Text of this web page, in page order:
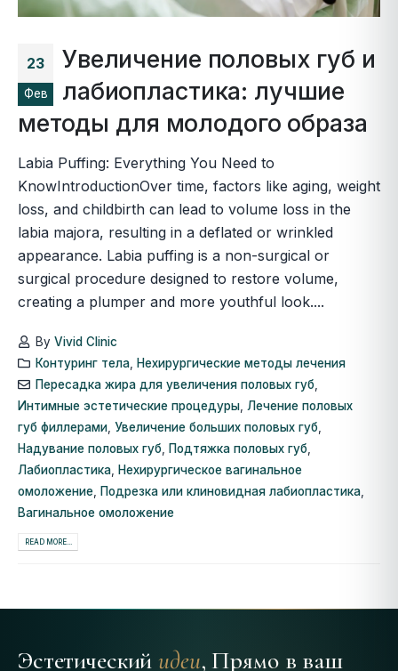
23
Фев
Увеличение половых губ и
лабиопластика: лучшие
методы для молодого образа
Labia Puffing: Everything You Need to
KnowIntroductionOver time, factors like aging, weight
loss, and childbirth can lead to volume loss in the
labia majora, resulting in a deflated or wrinkled
appearance. Labia puffing is a non-surgical or
surgical procedure designed to restore volume,
creating a plumper and more youthful look....
By Vivid Clinic
Контуринг тела,
Нехирургические методы лечения
Пересадка жира для увеличения половых губ,
Интимные эстетические процедуры Лечение половых
губ филлерами Увеличение больших половых губ
Надувание половых губ
Подтяжка половых губ
Лабиопластика
Нехирургическое вагинальное
омоложение
Подрезка или клиновидная лабиопластика
Вагинальное омоложение
READ MORE...
Эстетический идеи, Прямо в ваш